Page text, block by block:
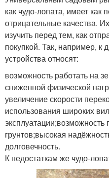
как чудо-лопата, имеет как
отрицательные качества.
изучить перед тем, как
покупкой. Так, например, к
устройства относят:
возможность работать на
сниженной физической
увеличение скорости
использования широких
грунтов;высокая
долговечность.
К недостаткам же чудо-